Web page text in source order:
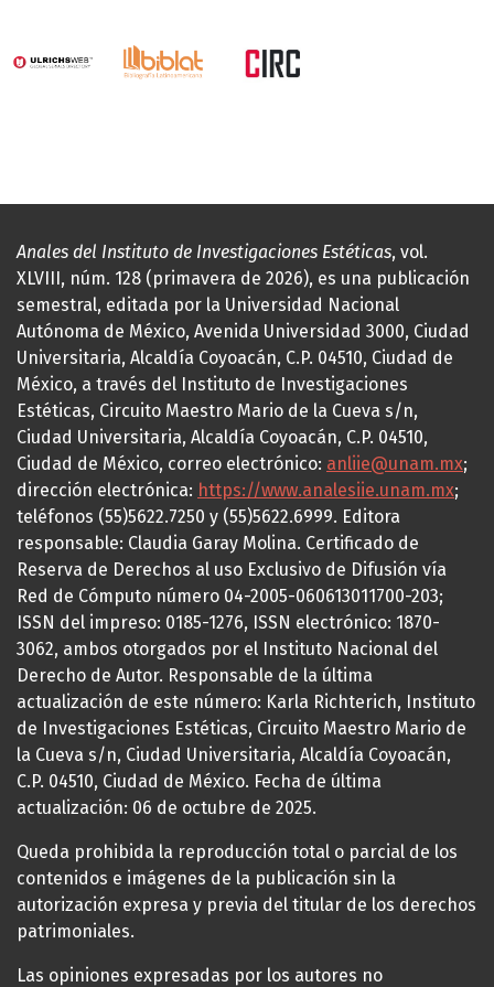
Anales del Instituto de Investigaciones Estéticas, vol.
XLVIII, núm. 128 (primavera de 2026), es una publicación
semestral, editada por la Universidad Nacional
Autónoma de México, Avenida Universidad 3000, Ciudad
Universitaria, Alcaldía Coyoacán, C.P. 04510, Ciudad de
México, a través del Instituto de Investigaciones
Estéticas, Circuito Maestro Mario de la Cueva s/n,
Ciudad Universitaria, Alcaldía Coyoacán, C.P. 04510,
Ciudad de México, correo electrónico: anliie@unam.mx;
dirección electrónica: https://www.analesiie.unam.mx;
teléfonos (55)5622.7250 y (55)5622.6999. Editora
responsable: Claudia Garay Molina. Certificado de
Reserva de Derechos al uso Exclusivo de Difusión vía
Red de Cómputo número 04-2005-060613011700-203;
ISSN del impreso: 0185-1276, ISSN electrónico: 1870-
3062, ambos otorgados por el Instituto Nacional del
Derecho de Autor. Responsable de la última
actualización de este número: Karla Richterich, Instituto
de Investigaciones Estéticas, Circuito Maestro Mario de
la Cueva s/n, Ciudad Universitaria, Alcaldía Coyoacán,
C.P. 04510, Ciudad de México. Fecha de última
actualización: 06 de octubre de 2025.
Queda prohibida la reproducción total o parcial de los
contenidos e imágenes de la publicación sin la
autorización expresa y previa del titular de los derechos
patrimoniales.
Las opiniones expresadas por los autores no